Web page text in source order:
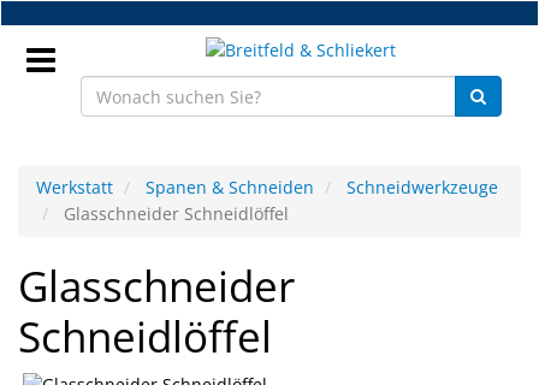
Zum
Hauptinhalt
springen
DE
NEU
Brillenteile
Werkstatt Spanen & Schneiden
Schneidwerkzeuge
Glasschneider Schneidlöffel
Glasschneider
Schneidlöffel